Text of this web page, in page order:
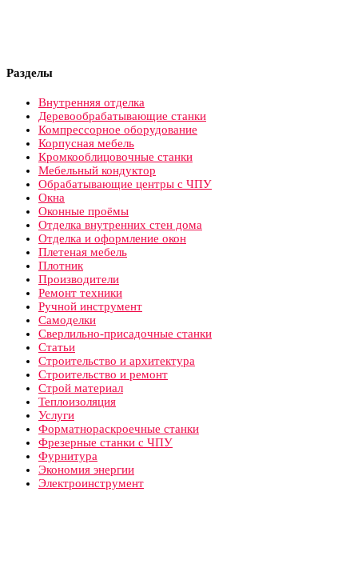
Разделы
Внутренняя отделка
Деревообрабатывающие станки
Компрессорное оборудование
Корпусная мебель
Кромкооблицовочные станки
Мебельный кондуктор
Обрабатывающие центры с ЧПУ
Окна
Оконные проёмы
Отделка внутренних стен дома
Отделка и оформление окон
Плетеная мебель
Плотник
Производители
Ремонт техники
Ручной инструмент
Самоделки
Сверлильно-присадочные станки
Статьи
Строительство и архитектура
Строительство и ремонт
Строй материал
Теплоизоляция
Услуги
Форматнораскроечные станки
Фрезерные станки с ЧПУ
Фурнитура
Экономия энергии
Электроинструмент